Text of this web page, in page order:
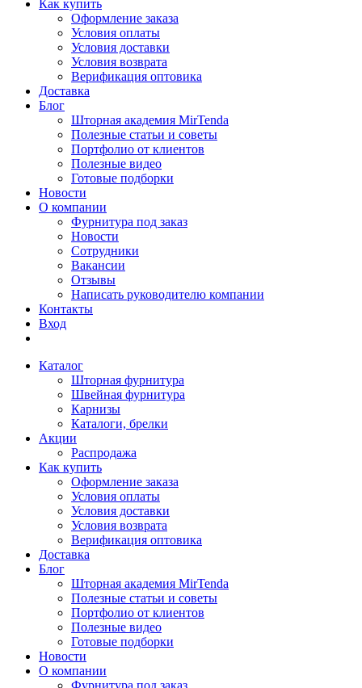
Как купить
Оформление заказа
Условия оплаты
Условия доставки
Условия возврата
Верификация оптовика
Доставка
Блог
Шторная академия MirTenda
Полезные статьи и советы
Портфолио от клиентов
Полезные видео
Готовые подборки
Новости
О компании
Фурнитура под заказ
Новости
Сотрудники
Вакансии
Отзывы
Написать руководителю компании
Контакты
Вход
Каталог
Шторная фурнитура
Швейная фурнитура
Карнизы
Каталоги, брелки
Акции
Распродажа
Как купить
Оформление заказа
Условия оплаты
Условия доставки
Условия возврата
Верификация оптовика
Доставка
Блог
Шторная академия MirTenda
Полезные статьи и советы
Портфолио от клиентов
Полезные видео
Готовые подборки
Новости
О компании
Фурнитура под заказ